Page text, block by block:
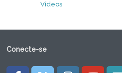
Vídeos
Conecte-se